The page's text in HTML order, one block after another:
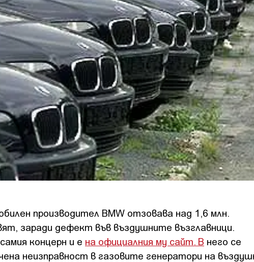
производител BMW отзовава над 1,6 млн.
заради дефект във въздушните възглавници.
концерн и е на официалния му сайт. В него се
неизправност в газовите генератори на